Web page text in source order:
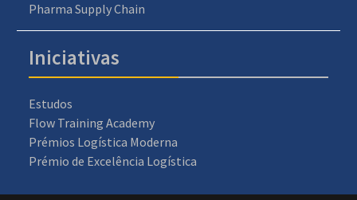
Pharma Supply Chain
Iniciativas
Estudos
Flow Training Academy
Prémios Logística Moderna
Prémio de Excelência Logística